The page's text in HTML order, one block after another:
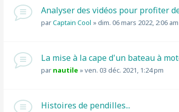
Analyser des vidéos pour profiter
parCaptain Cool »dim. 06 mars 2022, 2:06 am
La mise à la cape d'un bateau à
par nautile »ven. 03 déc. 2021, 1:24 pm
Histoires de pendilles...